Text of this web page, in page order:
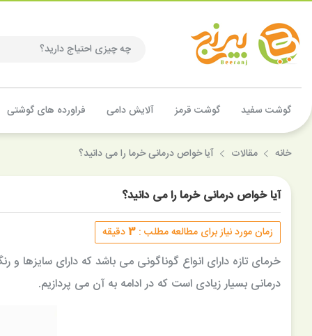
گوشت سفید گوشت قرمز آلایش دامی فراورده های گوشتی
خانه مقالات آیا خواص درمانی خرما را می دانید؟
آیا خواص درمانی خرما را می دانید؟
زمان مورد نیاز برای مطالعه مطلب : 3دقیقه
خرمای تازه دارای انواع گوناگونی می باشد که دارای
درمانی بسیار زیادی است که در ادامه به آن می پردازیم.